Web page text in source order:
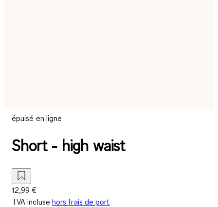
épuisé en ligne
Short - high waist
12,99 €
TVA incluse hors frais de port